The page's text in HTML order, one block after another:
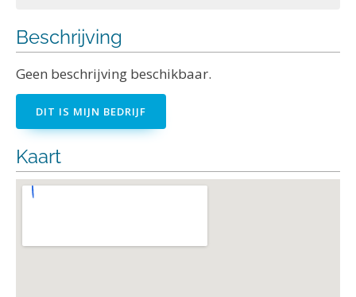
Beschrijving
Geen beschrijving beschikbaar.
DIT IS MIJN BEDRIJF
Kaart